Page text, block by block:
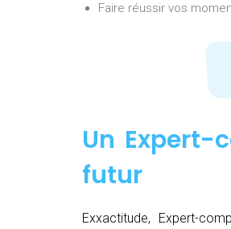
Faire réussir vos
Un Expert-
futur
Exxactitude, Expert-